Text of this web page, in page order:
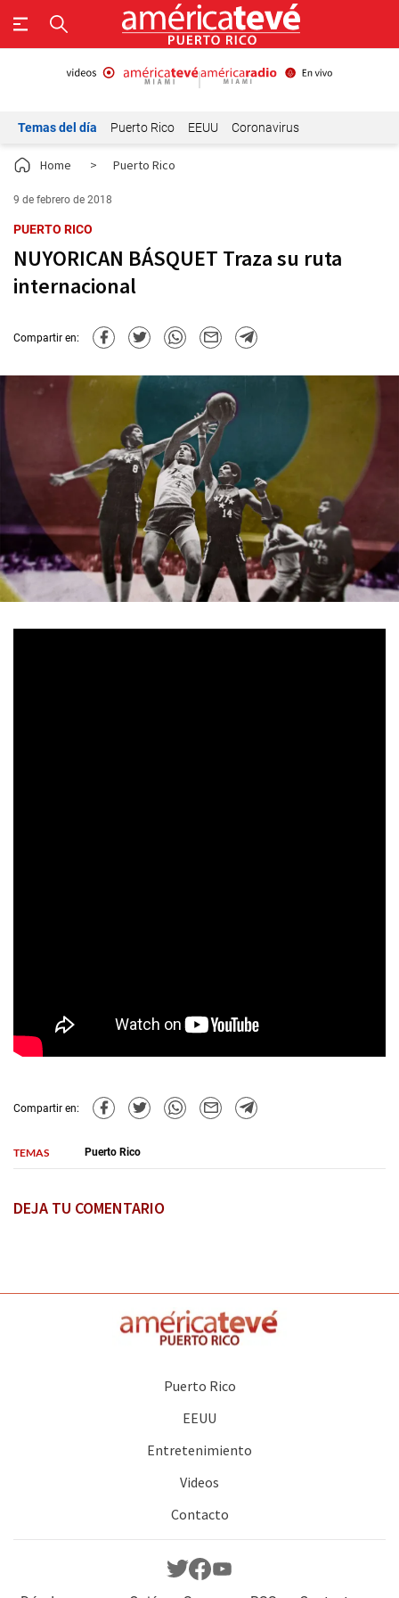
Temas del día Puerto Rico EEUU Coronavirus
Home > Puerto Rico
9 de febrero de 2018
PUERTO RICO
NUYORICAN BÁSQUET Traza su ruta
internacional
Compartir en:
Compartir en:
TEMAS Puerto Rico
DEJA TU COMENTARIO
Puerto Rico
EEUU
Entretenimiento
Videos
Contacto